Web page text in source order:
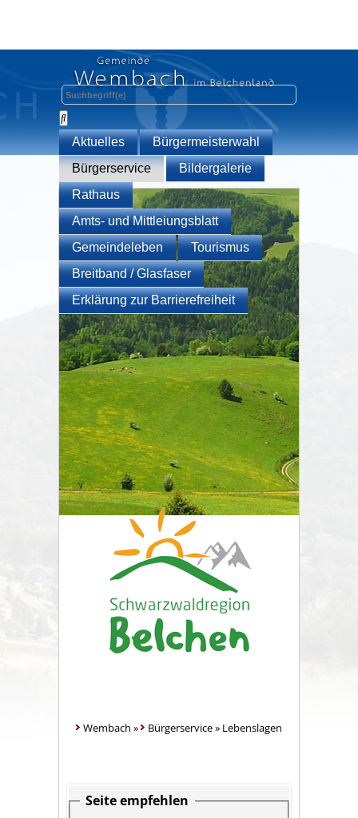
Aktuelles
Bürgermeisterwahl
Bürgerservice
Bildergalerie
Rathaus
Amts- und Mittleiungsblatt
Gemeindeleben
Tourismus
Breitband / Glasfaser
Erklärung zur Barrierefreiheit
Wembach » Bürgerservice» Lebenslagen
Seite empfehlen